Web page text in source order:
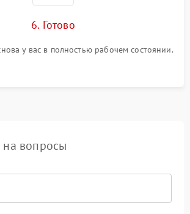
6. Готово
у вас в полностью рабочем состоянии.
на вопросы